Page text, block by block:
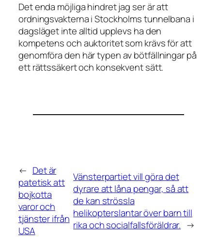
Det enda möjliga hindret jag ser är att
ordningsvakterna i Stockholms tunnelbana i
dagsläget inte alltid upplevs ha den
kompetens och auktoritet som krävs för att
genomföra den här typen av bötfällningar på
ett rättssäkert och konsekvent sätt.
← Det är
patetisk att
bojkotta
varor och
tjänster ifrån
USA
Vänsterpartiet vill göra det
dyrare att låna pengar, så att
de kan strössla
helikopterslantar över barn till
rika och socialfallsföräldrar. →